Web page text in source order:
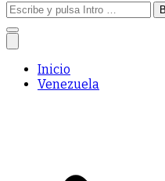
Buscar:
Inicio
Venezuela